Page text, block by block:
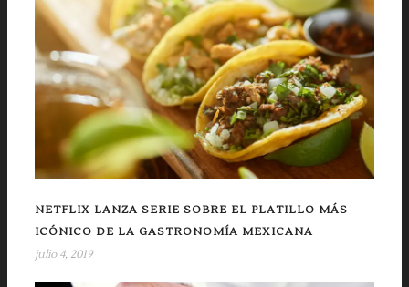
NETFLIX LANZA SERIE SOBRE EL PLATILLO MÁS
ICÓNICO DE LA GASTRONOMÍA MEXICANA
julio 4, 2019